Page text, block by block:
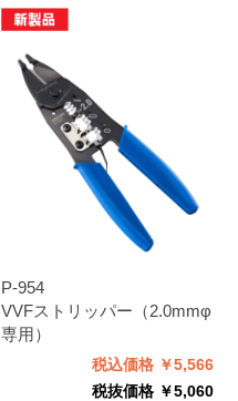
P-954
VVFストリッパー（2.0mmφ
専用）
税込価格 ￥5,566
税抜価格 ￥5,060